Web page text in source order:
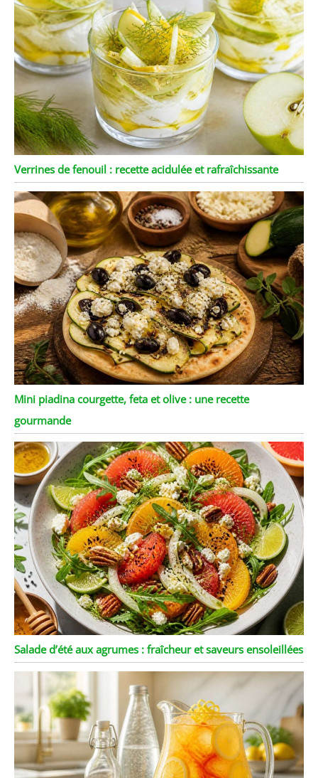
Verrines de fenouil : recette acidulée et rafraîchissante
Mini piadina courgette, feta et olive : une recette
gourmande
Salade d’été aux agrumes : fraîcheur et saveurs ensoleillées